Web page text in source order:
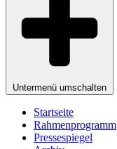
Untermenü umschalten
Startseite
Rahmenprogramm
Pressespiegel